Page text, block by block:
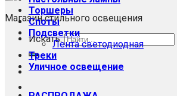
Магазин стильного освещения
Искать:
Торшеры
Споты
Подсветки
Лента светодиодная
Треки
Уличное освещение